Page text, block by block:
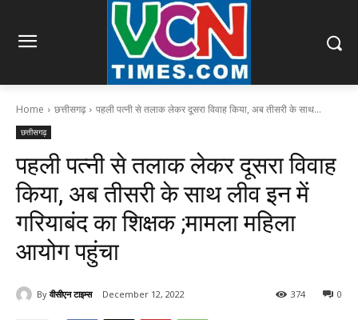
Home छत्तीसगढ़ पहली पत्नी से तलाक लेकर दूसरा विवाह किया, अब तीसरी के साथ...
छत्तीसगढ़
पहली पत्नी से तलाक लेकर दूसरा विवाह
किया, अब तीसरी के साथ लीव इन में
गरियाबंद का शिक्षक ;मामला महिला
आयोग पहुंचा
By वीसीएन टाइम्स December 12, 2022 0
374